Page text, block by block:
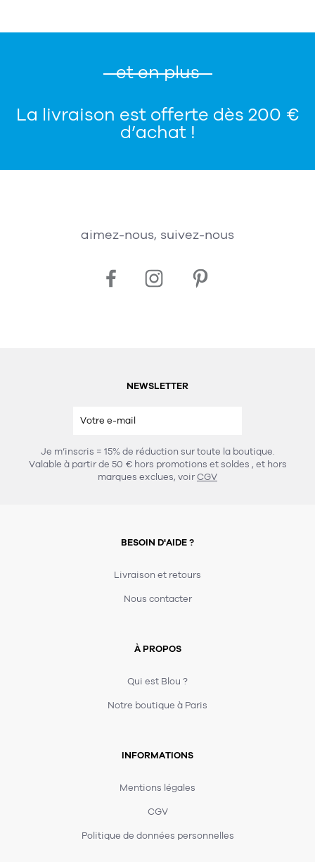
et en plus
La livraison est offerte dès 200 €
d’achat !
aimez-nous, suivez-nous
NEWSLETTER
Je m’inscris = 15% de réduction sur toute la boutique.
Valable à partir de 50 € hors promotions et soldes , et hors
marques exclues, voirCGV
BESOIN D'AIDE ?
Livraison et retours
Nous contacter
À PROPOS
Qui est Blou ?
Notre boutique à Paris
INFORMATIONS
Mentions légales
CGV
Politique de données personnelles